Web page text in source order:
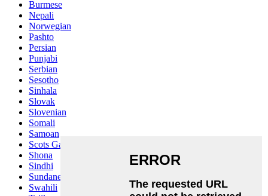
Burmese
Nepali
Norwegian
Pashto
Persian
Punjabi
Serbian
Sesotho
Sinhala
Slovak
Slovenian
Somali
Samoan
Scots Gaelic
Shona
Sindhi
Sundanese
Swahili